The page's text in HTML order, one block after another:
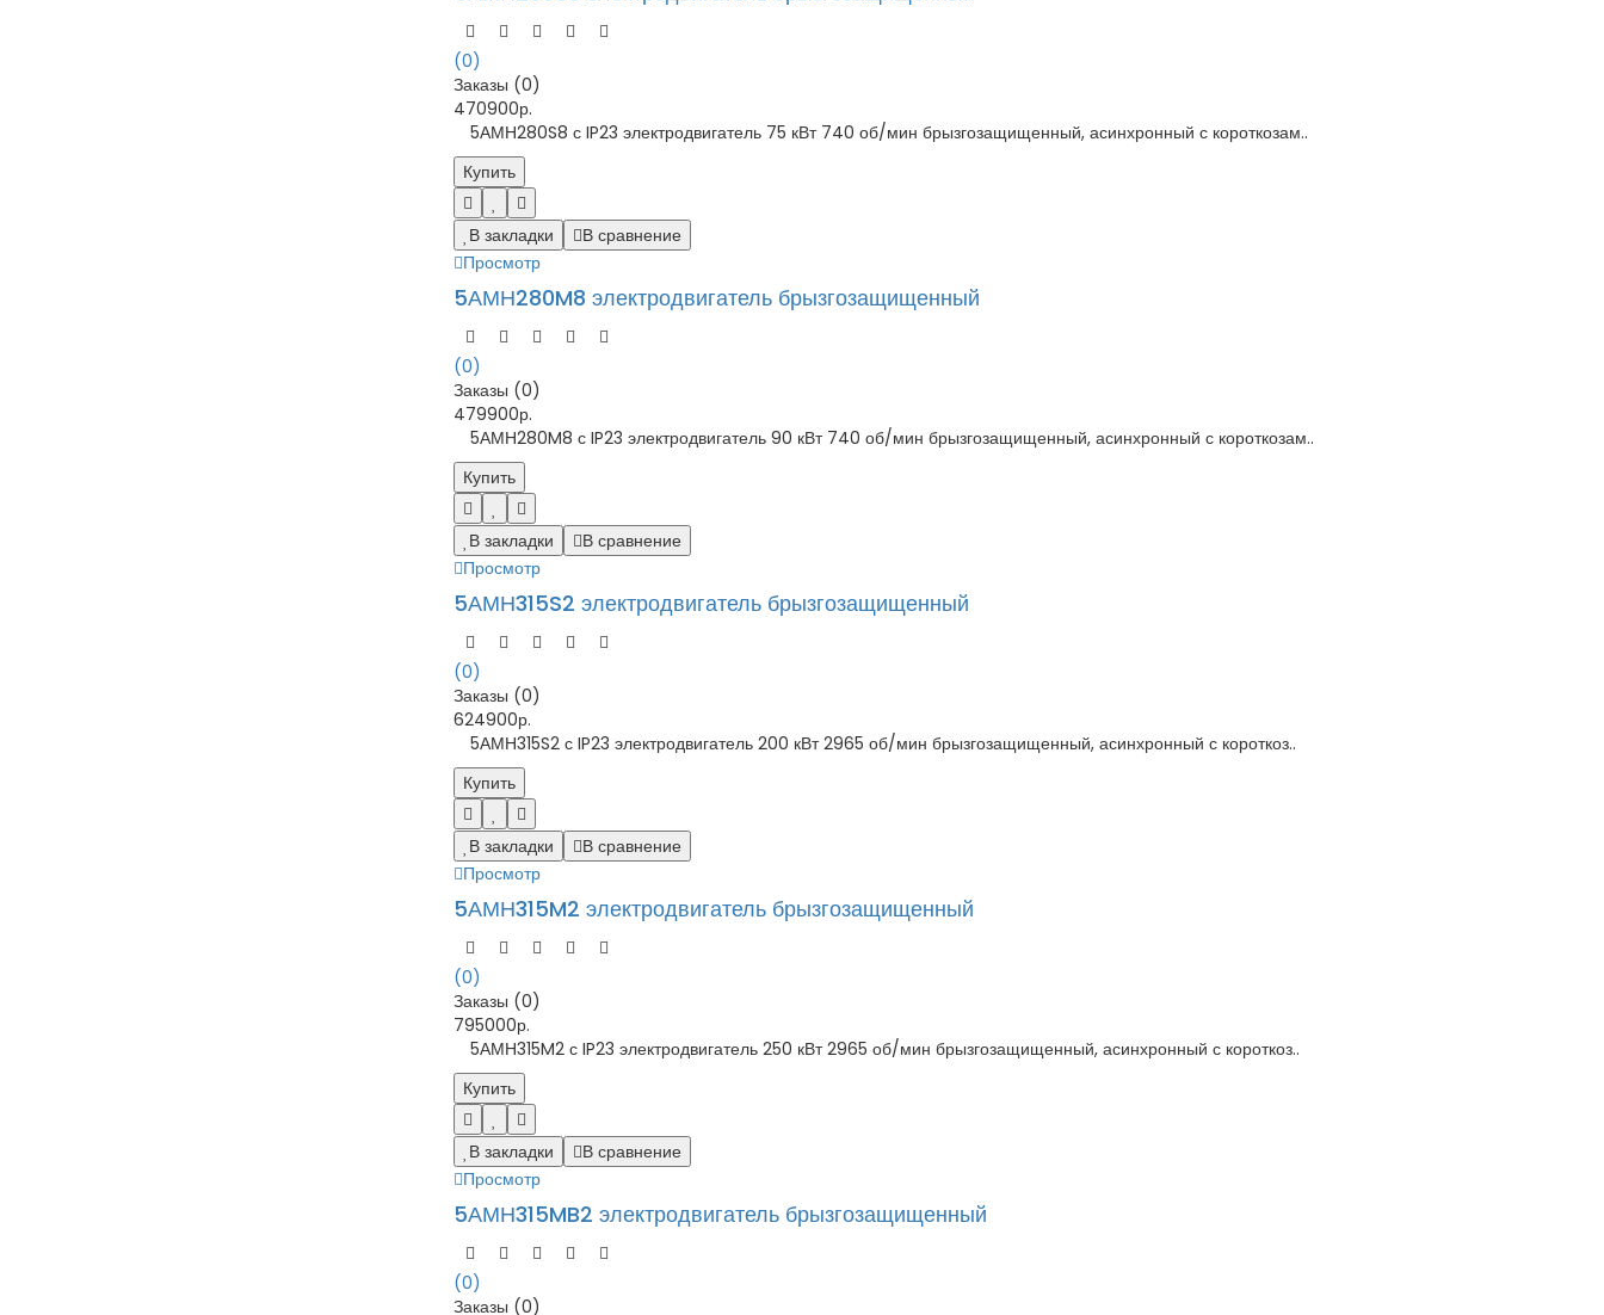
(0)
Заказы (0)
470900р.
5АМН280S8 с IP23 электродвигатель 75 кВт 740 об/мин брызгозащищенный, асинхронный с короткозам..
Купить
В закладки
В сравнение
Просмотр
5АМН280M8 электродвигатель брызгозащищенный
(0)
Заказы (0)
479900р.
5АМН280M8 с IP23 электродвигатель 90 кВт 740 об/мин брызгозащищенный, асинхронный с короткозам..
Купить
В закладки
В сравнение
Просмотр
5АМН315S2 электродвигатель брызгозащищенный
(0)
Заказы (0)
624900р.
5АМН315S2 с IP23 электродвигатель 200 кВт 2965 об/мин брызгозащищенный, асинхронный с короткоз..
Купить
В закладки
В сравнение
Просмотр
5АМН315M2 электродвигатель брызгозащищенный
(0)
Заказы (0)
795000р.
5АМН315M2 с IP23 электродвигатель 250 кВт 2965 об/мин брызгозащищенный, асинхронный с короткоз..
Купить
В закладки
В сравнение
Просмотр
5АМН315MB2 электродвигатель брызгозащищенный
(0)
Заказы (0)